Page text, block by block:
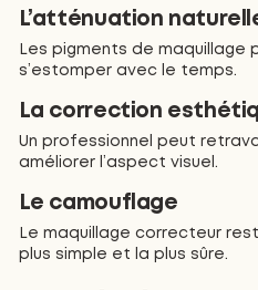
L’atténuation
Les pigments de maquillage
s’estomper avec le temps.
La correction
Un professionnel peut
améliorer l’aspect visuel.
Le camouflage
Le maquillage correcteur
plus simple et la plus sûre.